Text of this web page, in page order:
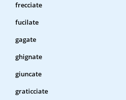
frecciate
fucilate
gagate
ghignate
giuncate
graticciate